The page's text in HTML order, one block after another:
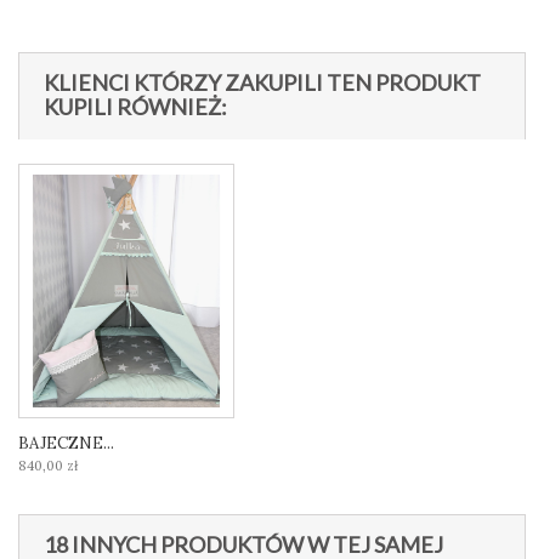
KLIENCI KTÓRZY ZAKUPILI TEN PRODUKT
KUPILI RÓWNIEŻ:
BAJECZNE...
840,00 zł
18 INNYCH PRODUKTÓW W TEJ SAMEJ